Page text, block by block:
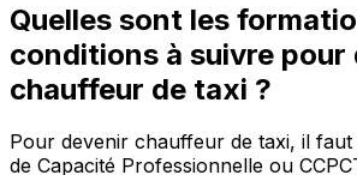
Quelles sont les
conditions à suivre pour
chauffeur de taxi ?
Pour devenir chauffeur de taxi, il
de Capacité Professionnelle ou